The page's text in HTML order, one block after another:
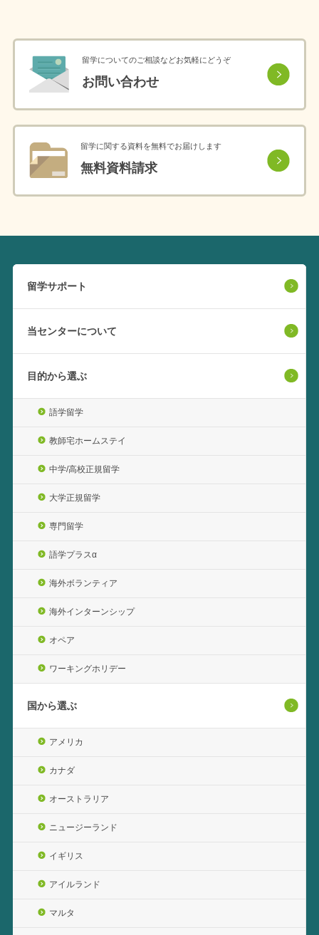
留学についてのご相談などお気軽にどうぞ
お問い合わせ
留学に関する資料を無料でお届けします
無料資料請求
留学サポート
当センターについて
目的から選ぶ
語学留学
教師宅ホームステイ
中学/高校正規留学
大学正規留学
専門留学
語学プラスα
海外ボランティア
海外インターンシップ
オペア
ワーキングホリデー
国から選ぶ
アメリカ
カナダ
オーストラリア
ニュージーランド
イギリス
アイルランド
マルタ